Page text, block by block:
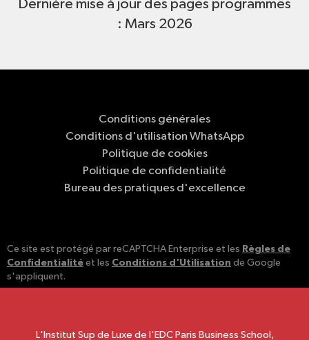
Dernière mise à jour des pages programmes
: Mars 2026
Conditions générales
Conditions d'utilisation WhatsApp
Politique de cookies
Politique de confidentialité
Bureau des pratiques d'excellence
Ce site est protégé par reCAPTCHA Enterprise et les Règles de
Confidentialité et les Conditions d'Utilisation de Google
s'appliquent.
L'Institut Sup de Luxe de l'EDC Paris Business School,